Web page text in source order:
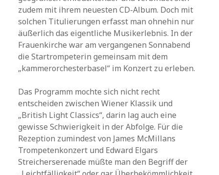
zudem mit ihrem neuesten CD-Album. Doch mit
solchen Titulierungen erfasst man ohnehin nur
äußerlich das eigentliche Musikerlebnis. In der
Frauenkirche war am vergangenen Sonnabend
die Startrompeterin gemeinsam mit dem
„kammerorchesterbasel“ im Konzert zu erleben.
Das Programm mochte sich nicht recht
entscheiden zwischen Wiener Klassik und
„British Light Classics“, darin lag auch eine
gewisse Schwierigkeit in der Abfolge. Für die
Rezeption zumindest von James McMillans
Trompetenkonzert und Edward Elgars
Streicherserenade müßte man den Begriff der